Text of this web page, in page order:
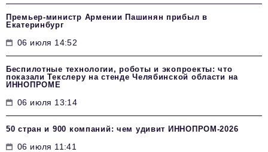
Премьер-министр Армении Пашинян прибыл в
Екатеринбург
06 июля 14:52
Беспилотные технологии, роботы и экопроекты: что
показали Текслеру на стенде Челябинской области на
ИННОПРОМЕ
06 июля 13:14
50 стран и 900 компаний: чем удивит ИННОПРОМ‑2026
06 июля 11:41